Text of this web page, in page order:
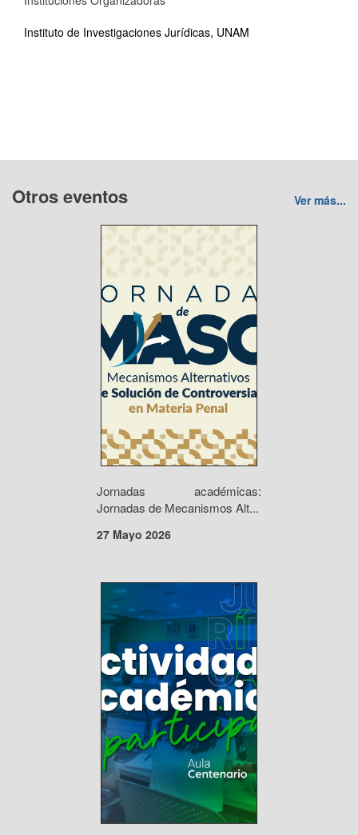
Instituto de Investigaciones Jurídicas, UNAM
Otros eventos Ver más...
Jornadas académicas:
Jornadas de Mecanismos Alt...
27 Mayo 2026